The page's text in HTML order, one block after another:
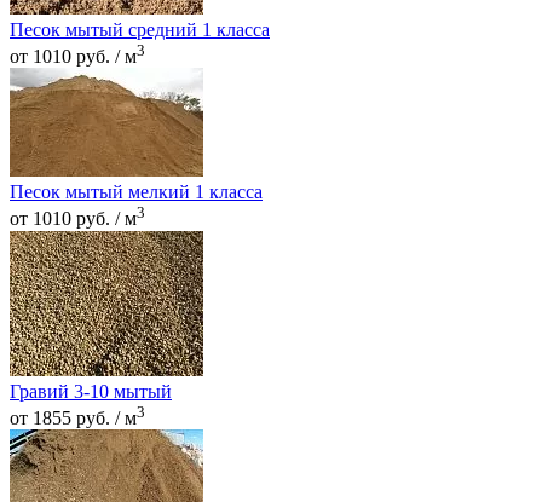
Песок мытый средний 1 класса
от 1010 руб. / м3
Песок мытый мелкий 1 класса
от 1010 руб. / м3
Гравий 3-10 мытый
от 1855 руб. / м3